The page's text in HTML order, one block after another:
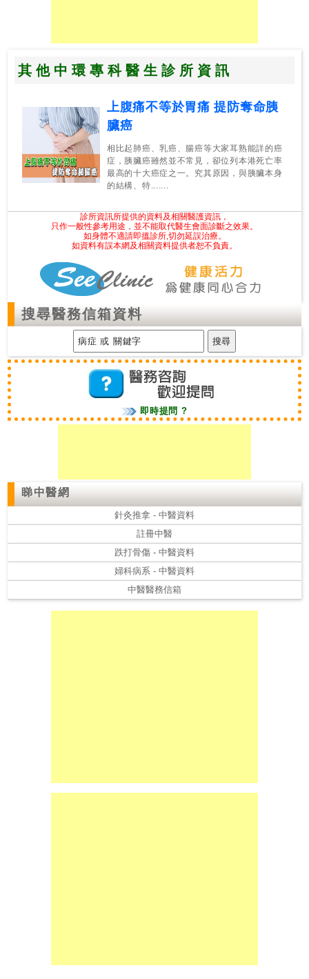
其他中環專科醫生診所資訊
上腹痛不等於胃痛 提防奪命胰
臟癌
相比起肺癌、乳癌、腸癌等大家耳熟能詳的癌
症，胰臟癌雖然並不常見，卻位列本港死亡率
最高的十大癌症之一。究其原因，與胰臟本身
的結構、特.......
診所資訊所提供的資料及相關醫護資訊，
只作一般性參考用途，並不能取代醫生會面診斷之效果。
如身體不適請即搵診所,切勿延誤治療。
如資料有誤本網及相關資料提供者恕不負責。
搜尋醫務信箱資料
即時提問 ?
睇中醫網
針灸推拿 - 中醫資料
註冊中醫
跌打骨傷 - 中醫資料
婦科病系 - 中醫資料
中醫醫務信箱